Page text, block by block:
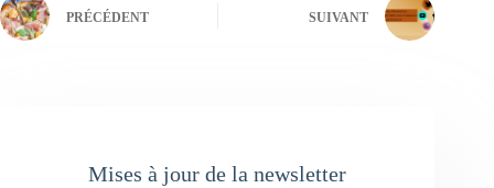
PRÉCÉDENT SUIVANT
Mises à jour de la newsletter